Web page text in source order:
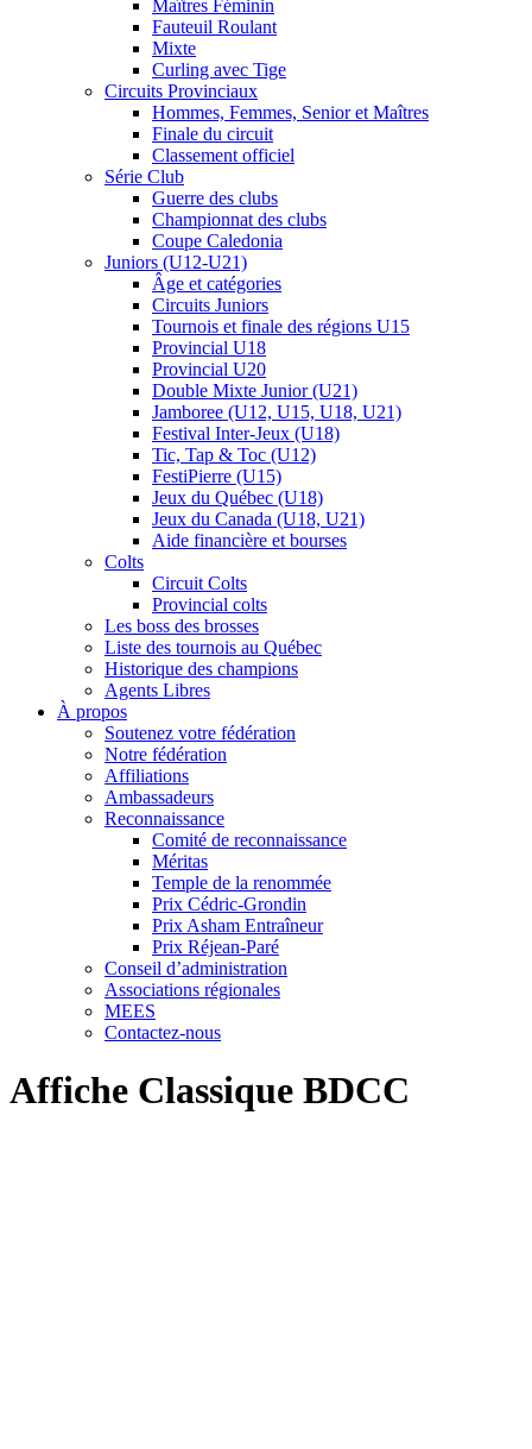
Maîtres Féminin
Fauteuil Roulant
Mixte
Curling avec Tige
Circuits Provinciaux
Hommes, Femmes, Senior et Maîtres
Finale du circuit
Classement officiel
Série Club
Guerre des clubs
Championnat des clubs
Coupe Caledonia
Juniors (U12-U21)
Âge et catégories
Circuits Juniors
Tournois et finale des régions U15
Provincial U18
Provincial U20
Double Mixte Junior (U21)
Jamboree (U12, U15, U18, U21)
Festival Inter-Jeux (U18)
Tic, Tap & Toc (U12)
FestiPierre (U15)
Jeux du Québec (U18)
Jeux du Canada (U18, U21)
Aide financière et bourses
Colts
Circuit Colts
Provincial colts
Les boss des brosses
Liste des tournois au Québec
Historique des champions
Agents Libres
À propos
Soutenez votre fédération
Notre fédération
Affiliations
Ambassadeurs
Reconnaissance
Comité de reconnaissance
Méritas
Temple de la renommée
Prix Cédric-Grondin
Prix Asham Entraîneur
Prix Réjean-Paré
Conseil d’administration
Associations régionales
MEES
Contactez-nous
Affiche Classique BDCC